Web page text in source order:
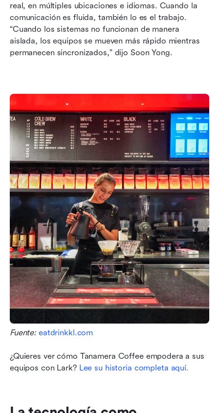
real, en múltiples ubicaciones e idiomas. Cuando la
comunicación es fluida, también lo es el trabajo.
“Cuando los sistemas no funcionan de manera
aislada, los equipos se mueven más rápido mientras
permanecen sincronizados,” dijo Soon Yong.
Fuente: eatdrinkkl.com
¿Quieres ver cómo Tanamera Coffee empodera a sus
equipos con Lark? Lee su historia completa aquí.